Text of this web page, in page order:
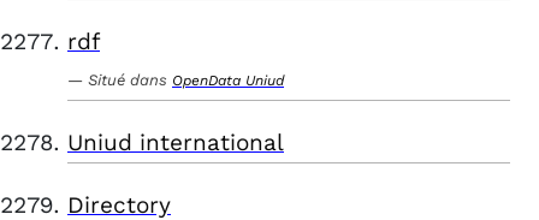
rdf
Situé dans OpenData Uniud
Uniud international
Directory